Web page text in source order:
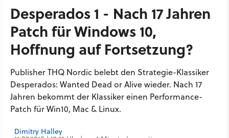
Desperados 1 - Nach 17 Jahren
Patch für Windows 10,
Hoffnung auf Fortsetzung?
Publisher THQ Nordic belebt den Strategie-Klassiker
Desperados: Wanted Dead or Alive wieder. Nach 17
Jahren bekommt der Klassiker einen Performance-
Patch für Win10, Mac & Linux.
Dimitry Halley